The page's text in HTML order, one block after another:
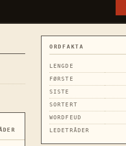
ORDFAKTA
LENGDE
FØRSTE
SISTE
SORTERT
WORDFEUD
LEDETRÅDER